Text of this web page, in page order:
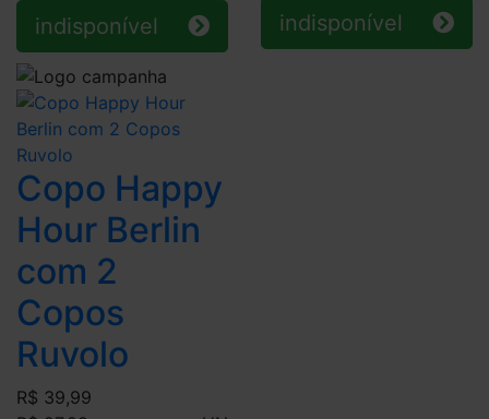
indisponível indisponível
Copo Happy
Hour Berlin
com 2
Copos
Ruvolo
R$ 39,99